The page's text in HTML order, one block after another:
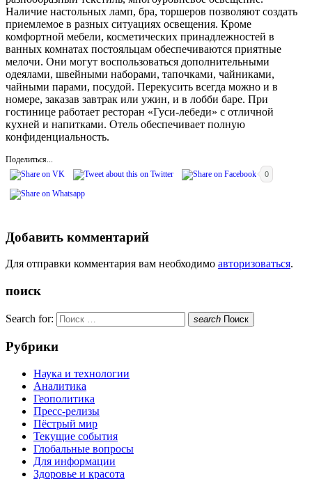
Наличие настольных ламп, бра, торшеров позволяют создать
приемлемое в разных ситуациях освещения. Кроме
комфортной мебели, косметических принадлежностей в
ванных комнатах постояльцам обеспечиваются приятные
мелочи. Они могут воспользоваться дополнительными
одеялами, швейными наборами, тапочками, чайниками,
чайными парами, посудой. Перекусить всегда можно и в
номере, заказав завтрак или ужин, и в лобби баре. При
гостинице работает ресторан «Гуси-лебеди» с отличной
кухней и напитками. Отель обеспечивает полную
конфиденциальность.
Поделиться...
0
Добавить комментарий
Для отправки комментария вам необходимо авторизоваться.
поиск
Search for: search Поиск
Рубрики
Наука и технологии
Аналитика
Геополитика
Пресс-релизы
Пёстрый мир
Текущие события
Глобальные вопросы
Для информации
Здоровье и красота